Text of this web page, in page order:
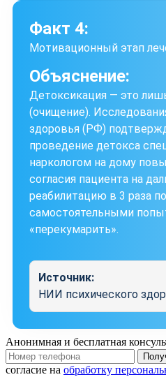
Факт 4:
Мотивационный этап
Объяснение:
Детоксикация — это
(очищение).
здоровья (РФ)
проведение детокса
наркологом на дому
согласия пациента на
реабилитацию в 3 раза
самостоятельными
«перекумарить».
Источник:
НИИ психического
Анонимная и бесплатная
согласие на обработку